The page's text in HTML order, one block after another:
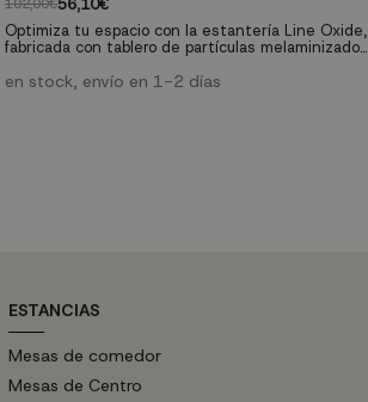
102,00€56,10€
Optimiza tu espacio con la estantería Line Oxide,
fabricada con tablero de partículas melaminizado
una solución organizativa duradera para tu hogar.
en stock, envío en 1-2 días
ESTANCIAS
Mesas de comedor
Mesas de Centro